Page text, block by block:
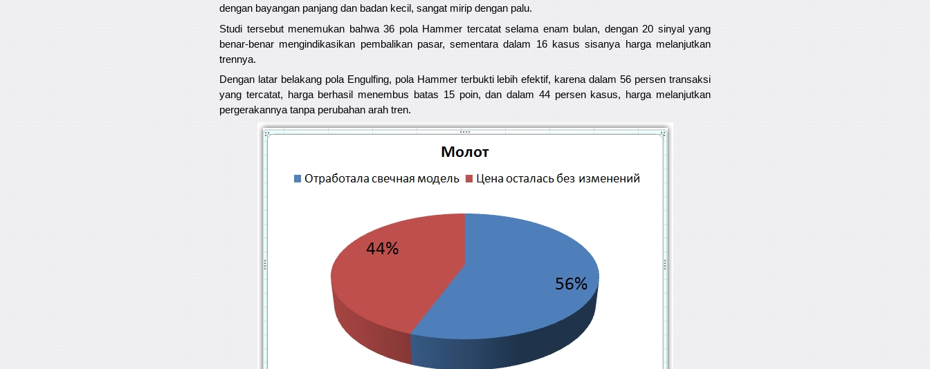
dengan bayangan panjang dan badan kecil, sangat mirip dengan palu.
Studi tersebut menemukan bahwa 36 pola Hammer tercatat selama enam bulan, dengan 20 sinyal yang
benar-benar mengindikasikan pembalikan pasar, sementara dalam 16 kasus sisanya harga melanjutkan
trennya.
Dengan latar belakang pola Engulfing, pola Hammer terbukti lebih efektif, karena dalam 56 persen transaksi
yang tercatat, harga berhasil menembus batas 15 poin, dan dalam 44 persen kasus, harga melanjutkan
pergerakannya tanpa perubahan arah tren.